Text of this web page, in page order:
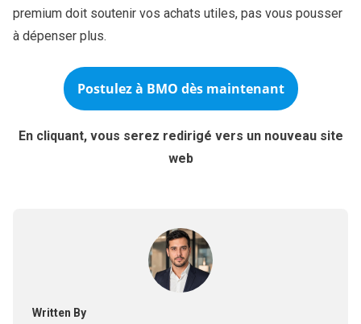
premium doit soutenir vos achats utiles, pas vous pousser
à dépenser plus.
Postulez à BMO dès maintenant
En cliquant, vous serez redirigé vers un nouveau site
web
Written By